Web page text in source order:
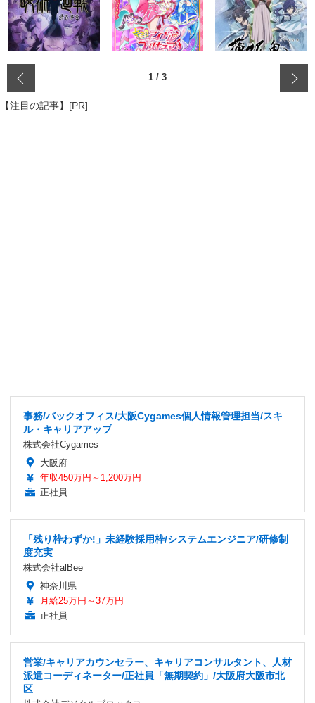
1 / 3
【注目の記事】[PR]
事務/バックオフィス/大阪Cygames個人情報管理担当/スキ
ル・キャリアアップ
株式会社Cygames
大阪府
年収450万円～1,200万円
正社員
「残り枠わずか!」未経験採用枠/システムエンジニア/研修制
度充実
株式会社alBee
神奈川県
月給25万円～37万円
正社員
営業/キャリアカウンセラー、キャリアコンサルタント、人材
派遣コーディネーター/正社員「無期契約」/大阪府大阪市北
区